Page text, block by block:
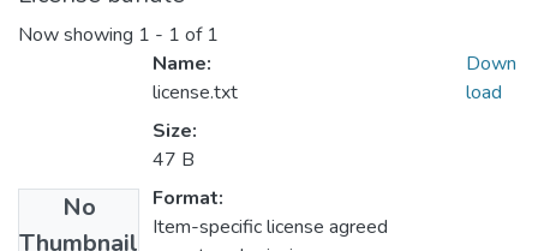
Now showing 1 - 1 of 1
No
Thumbnail
Name:
license.txt
Size:
47 B
Format:
Item-specific license agreed
Down
load